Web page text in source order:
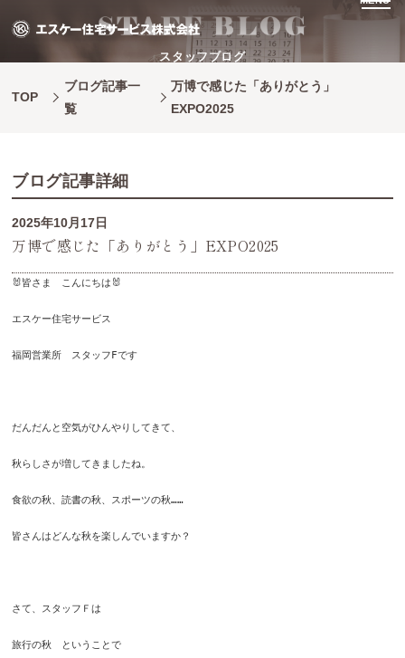
スタッフブログ
TOP
ブログ記事一
覧
万博で感じた「ありがとう」
EXPO2025
ブログ記事詳細
2025年10月17日
万博で感じた「ありがとう」EXPO2025
🐰皆さま　こんにちは🐰
エスケー住宅サービス
福岡営業所　スタッフFです
だんだんと空気がひんやりしてきて、
秋らしさが増してきましたね。
食欲の秋、読書の秋、スポーツの秋……
皆さんはどんな秋を楽しんでいますか？
さて、スタッフＦは
旅行の秋　ということで